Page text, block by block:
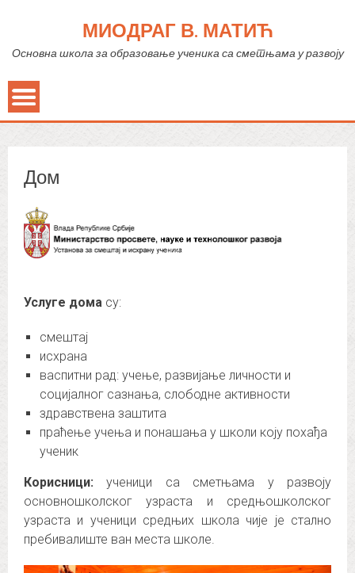
МИОДРАГ В. МАТИЋ
Основна школа за образовање ученика са сметњама у развоју
Дом
Услуге дома су:
смештај
исхрана
васпитни рад: учење, развијање личности и
социјалног сазнања, слободне активности
здравствена заштита
праћење учења и понашања у школи коју похађа
ученик
Корисници: ученици са сметњама у развоју
основношколског узраста и средњошколског
узраста и ученици средњих школа чије је стално
пребивалиште ван места школе.